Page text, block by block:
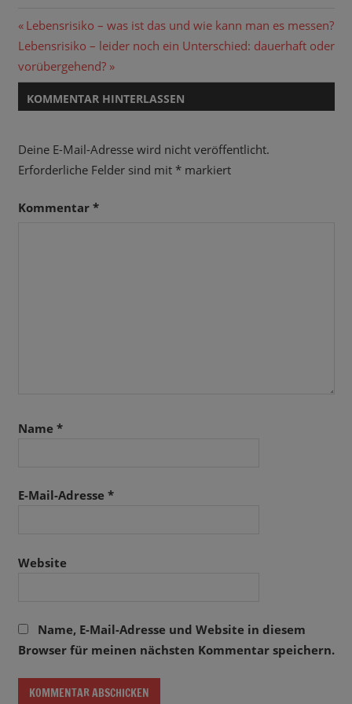
Beitragsnavigation
Vorheriger
Beitrag:
Lebensrisiko – was ist das und wie kann man es messen?
Nächster
Beitrag:
Lebensrisiko – leider noch ein Unterschied: dauerhaft oder
vorübergehend?
KOMMENTAR HINTERLASSEN
Deine E-Mail-Adresse wird nicht veröffentlicht.
Erforderliche Felder sind mit *markiert
Kommentar *
Name *
E-Mail-Adresse *
Website
Name, E-Mail-Adresse und Website in diesem
Browser für meinen nächsten Kommentar speichern.